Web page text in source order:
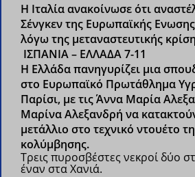
H Ιταλία ανακοίνωσε ότι
Σένγκεν της Ευρωπαϊκής
λόγω της μεταναστευτικής
ΙΣΠΑΝΙΑ – ΕΛΛΑΔΑ 7-11
H Ελλάδα πανηγυρίζει μια
στο Ευρωπαϊκό Πρωτάθλημα
Παρίσι, με τις Άννα Μαρία
Μαρίνα Αλεξανδρή να
μετάλλιο στο τεχνικό ντουέτο
κολύμβησης.
Τρεις πυροσβέστες νεκροί δύο
έναν στα Χανιά.